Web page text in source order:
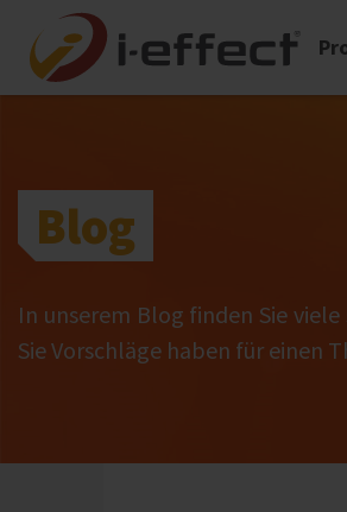
Blog
In unserem Blog finden Sie
Sie Vorschläge haben für einen